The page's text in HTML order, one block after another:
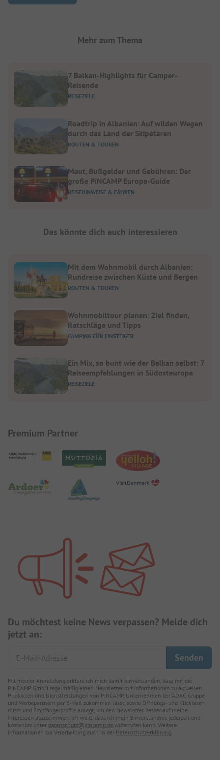
Mehr zum Thema
REISEZIELE
7 Balkan-Highlights für Camper-
Reisende
ROUTEN & TOUREN
Roadtrip in Albanien: Auf wilden Wegen
durch das Land der Skipetaren
REISEHINWEISE & FÄHREN
Maut, Bußgelder und Gebühren: Der
große PiNCAMP Europa-Guide
Das könnte dich auch interessieren
ROUTEN & TOUREN
Mit dem Wohnmobil durch Albanien:
Rundreise zwischen Küste und Bergen
CAMPING FÜR EINSTEIGER
Wohnmobiltour planen: Ziel finden,
Ratschläge und Tipps
REISEZIELE
Ein Mix, so bunt wie der Balkan selbst: 7
Reiseempfehlungen in Südosteuropa
Premium Partner
Du möchtest keine News verpassen? Melde dich
jetzt an:
Mit meiner Anmeldung erkläre ich mich damit einverstanden, dass mir die
PiNCAMP GmbH regelmäßig einen Newsletter mit Informationen zu aktuellen
Produkten und Dienstleistungen von PiNCAMP, Unternehmen der ADAC Gruppe
und Werbepartnern per E-Mail zukommen lässt, sowie Öffnungs- und Klickraten
misst und Empfängerprofile anlegt, um den Newsletter besser auf meine
Interessen abzustimmen. Ich weiß, dass ich mein Einverständnis jederzeit und
kostenlos unter datenschutz@pincamp.de widerrufen kann. Weitere
Informationen zur Verarbeitung auch in der Datenschutzerklärung.